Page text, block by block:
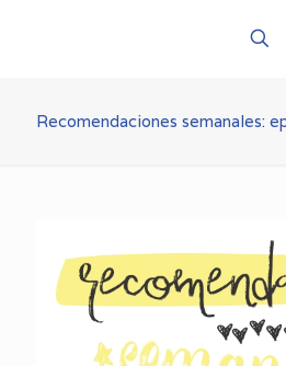
Recomendaciones semanales: